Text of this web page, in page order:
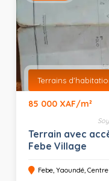
Terrains
85 000 XAF/m²
Terrain avec
Febe Village
Febe, Yaoundé, Centre